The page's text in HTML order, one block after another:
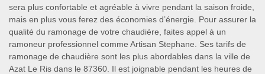
sera plus confortable et agréable à vivre pendant la saison froide,
mais en plus vous ferez des économies d’énergie. Pour assurer la
qualité du ramonage de votre chaudière, faites appel à un
ramoneur professionnel comme Artisan Stephane. Ses tarifs de
ramonage de chaudière sont les plus abordables dans la ville de
Azat Le Ris dans le 87360. Il est joignable pendant les heures de